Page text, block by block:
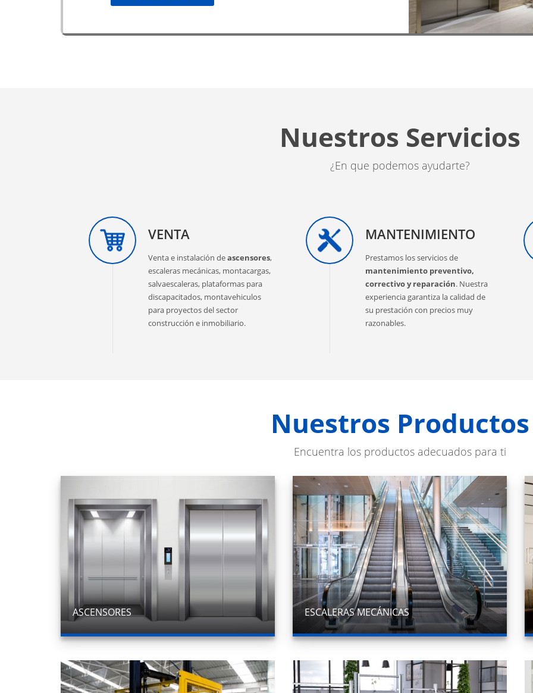
Nuestros Servicios
¿En que podemos ayudarte?
VENTA
Venta e instalación deascensores,
escaleras mecánicas, montacargas,
salvaescaleras, plataformas para
discapacitados, montavehiculos
para proyectos del sector
construcción e inmobiliario.
MANTENIMIENTO
Prestamos los servicios de
mantenimiento preventivo,
correctivo y reparación. Nuestra
experiencia garantiza la calidad de
su prestación con precios muy
razonables.
Nuestros Productos
Encuentra los productos adecuados para ti
ASCENSORES ESCALERAS MECÁNICAS